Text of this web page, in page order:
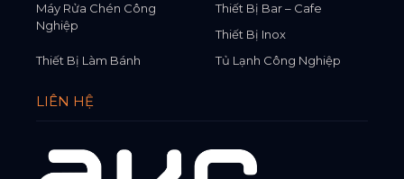
Máy Rửa Chén Công
Nghiệp
Thiết Bị Bar – Cafe
Thiết Bị Inox
Thiết Bị Làm Bánh
Tủ Lạnh Công Nghiệp
LIÊN HỆ